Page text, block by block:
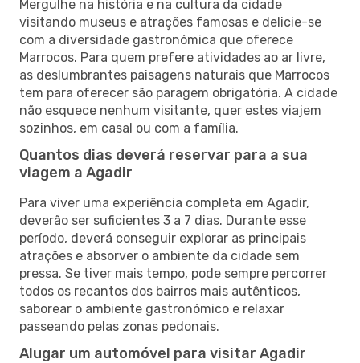
Mergulhe na história e na cultura da cidade
visitando museus e atrações famosas e delicie-se
com a diversidade gastronómica que oferece
Marrocos. Para quem prefere atividades ao ar livre,
as deslumbrantes paisagens naturais que Marrocos
tem para oferecer são paragem obrigatória. A cidade
não esquece nenhum visitante, quer estes viajem
sozinhos, em casal ou com a família.
Quantos dias deverá reservar para a sua
viagem a Agadir
Para viver uma experiência completa em Agadir,
deverão ser suficientes 3 a 7 dias. Durante esse
período, deverá conseguir explorar as principais
atrações e absorver o ambiente da cidade sem
pressa. Se tiver mais tempo, pode sempre percorrer
todos os recantos dos bairros mais autênticos,
saborear o ambiente gastronómico e relaxar
passeando pelas zonas pedonais.
Alugar um automóvel para visitar Agadir